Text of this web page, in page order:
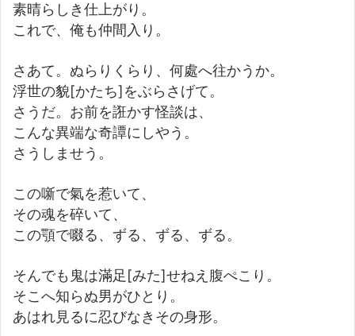
素晴らしき仕上がり。
これで、俺も仲間入り。
さあて。ぬらりくらり、何處へ往かうか。
浮世の貌[かたち]をぶらさげて。
さうだ。お前を誑かす怪談は、
こんな異端な奇譚にしやう。
さうしませう。
この噺で氣を惹いて、
その魂を碎いて、
この顎で啜る、ずる、ずる、ずる。
そんでも鬼は滿足[みた]せねえ腹ぺこり。
そこへ知らぬ男がひとり。
あはれ見るに忍びなきその身形。